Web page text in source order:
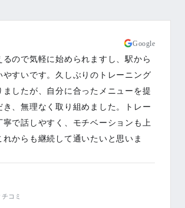
Google
るので気軽に始められますし、駅から
やすいです。久しぶりのトレーニング
ましたが、自分に合ったメニューを提
き、無理なく取り組めました。トレー
寧で話しやすく、モチベーションも上
れからも継続して通いたいと思いま
コミ